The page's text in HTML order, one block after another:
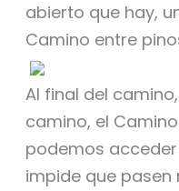
abierto que hay,
Camino entre
Al final del
camino, el
podemos
impide que